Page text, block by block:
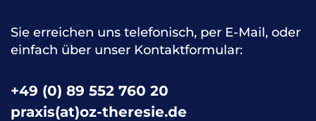
Zum Artikel
Sie erreichen uns telefonisch, per E-Mail, oder
einfach über unser Kontaktformular:
+49 (0) 89 552 760 20
praxis(at)oz-theresie.de